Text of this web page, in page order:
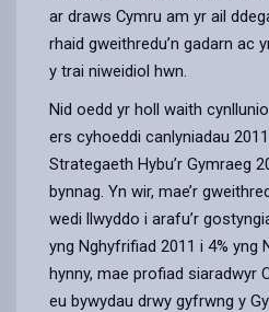
ar draws Cymru am yr ail
rhaid gweithredu’n gadarn ac
y trai niweidiol hwn.
Nid oedd yr holl waith
ers cyhoeddi canlyniadau
Strategaeth Hybu’r Gymraeg
bynnag. Yn wir, mae’r
wedi llwyddo i arafu’r
yng Nghyfrifiad 2011 i 4% yng
hynny, mae profiad siaradwyr
eu bywydau drwy gyfrwng y